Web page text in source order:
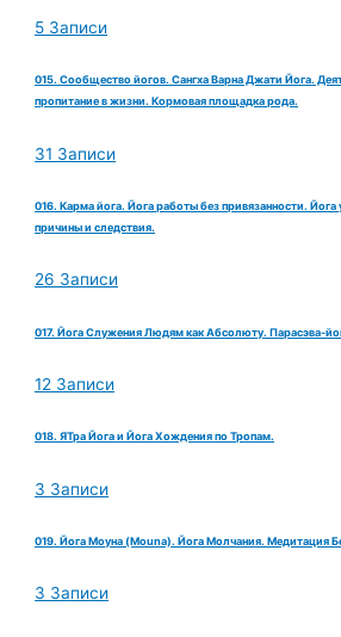
5 Записи
015. Сообщество йогов. Сангха Варна Джати Йога.
пропитание в жизни. Кормовая площадка рода.
31 Записи
016. Карма йога. Йога работы без привязанности. Йога
причины и следствия.
26 Записи
017. Йога Служения Людям как Абсолюту. Парасэва-
12 Записи
018. ЯТра Йога и Йога Хождения по Тропам.
3 Записи
019. Йога Моуна (Mouna). Йога Молчания. Медитация
3 Записи